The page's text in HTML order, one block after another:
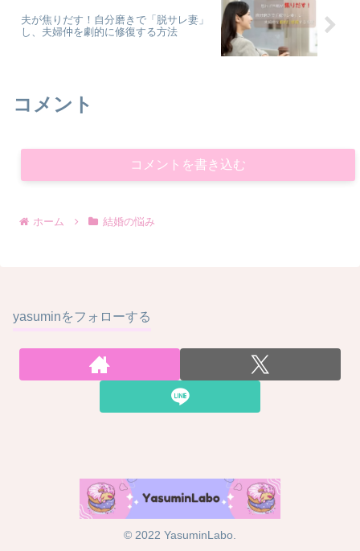
夫が焦りだす！自分磨きで「脱サレ妻」
し、夫婦仲を劇的に修復する方法
コメント
コメントを書き込む
ホーム 結婚の悩み
yasuminをフォローする
© 2022 YasuminLabo.